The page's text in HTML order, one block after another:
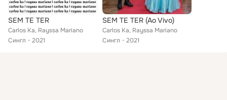
SEM TE TER
Carlos Ka, Rayssa Mariano
Сингл
2021
SEM TE TER (Ao Vivo)
Carlos Ka, Rayssa Mariano
Сингл
2021